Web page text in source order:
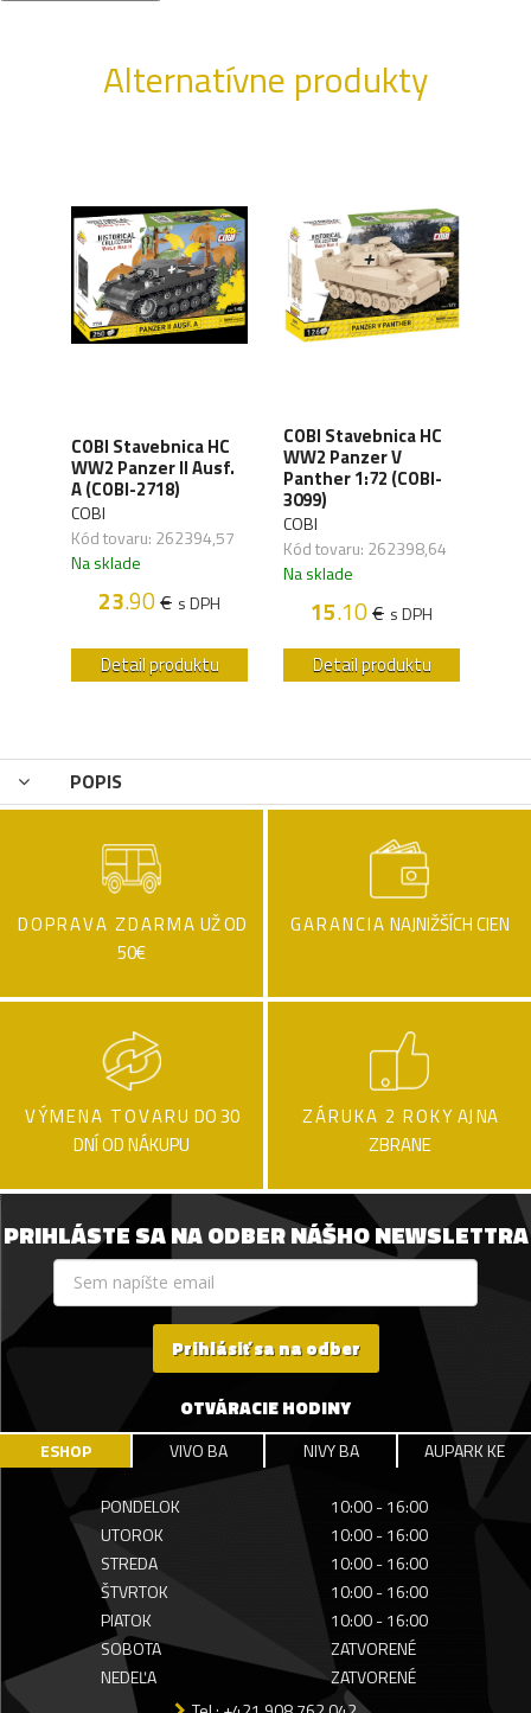
Alternatívne produkty
COBI Stavebnica HC
WW2 Panzer II Ausf.
A (COBI-2718)
COBI
Kód tovaru: 262394,57
Na sklade
23.90€ s DPH
Detail produktu
COBI Stavebnica HC
WW2 Panzer V
Panther 1:72 (COBI-
3099)
COBI
Kód tovaru: 262398,64
Na sklade
15.10€ s DPH
Detail produktu
POPIS
DOPRAVA ZDARMA UŽ OD
50€
GARANCIA NAJNIŽŠÍCH CIEN
VÝMENA TOVARU DO 30
DNÍ OD NÁKUPU
ZÁRUKA 2 ROKY AJ NA
ZBRANE
PRIHLÁSTE SA NA ODBER NÁŠHO NEWSLETTRA
Prihlásiť sa na odber
OTVÁRACIE HODINY
ESHOP VIVO BA NIVY BA AUPARK KE
PONDELOK
10:00 - 16:00
UTOROK
10:00 - 16:00
STREDA
10:00 - 16:00
ŠTVRTOK
10:00 - 16:00
PIATOK
10:00 - 16:00
SOBOTA
ZATVORENÉ
NEDEĽA
ZATVORENÉ